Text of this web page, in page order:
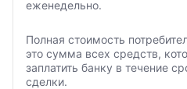
еженедельно.
Полная стоимость
это сумма всех средств,
заплатить банку в течение
сделки.